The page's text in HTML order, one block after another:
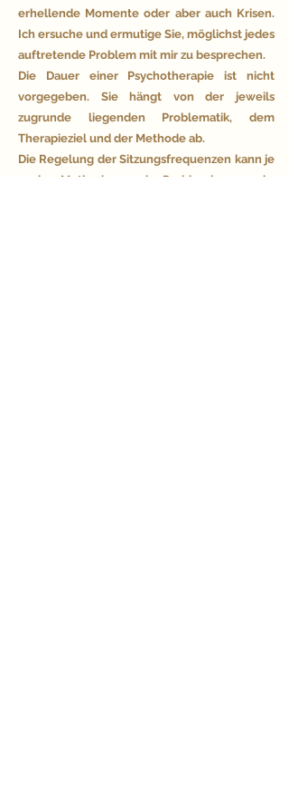
erhellende Momente oder aber auch Krisen.
Ich ersuche und ermutige Sie, möglichst jedes
auftretende Problem mit mir zu besprechen.
Die Dauer einer Psychotherapie ist nicht
vorgegeben. Sie hängt von der jeweils
zugrunde liegenden Problematik, dem
Therapieziel und der Methode ab.
Die Regelung der Sitzungsfrequenzen kann je
nach Methode und Problemlage sehr